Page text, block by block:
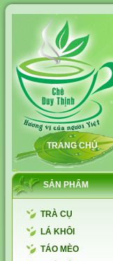
TRANG CHỦ
SẢN PHẨM
TRÀ CỤ
LÁ KHÔI
TÁO MÈO